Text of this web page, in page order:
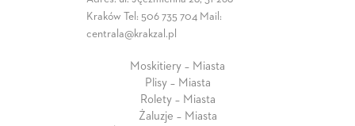
Kraków Tel: 506 735 704 Mail:
centrala@krakzal.pl
Moskitiery – Miasta
Plisy – Miasta
Rolety – Miasta
Żaluzje – Miasta